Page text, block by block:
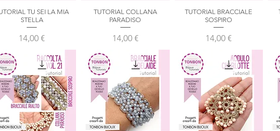
Vista rapida
TU SEI LA MIA
STELLA
Prezzo
14,00 €
Vista rapida
TUTORIAL COLLANA
PARADISO
Prezzo
14,00 €
Vista rapida
TUTORIAL BRACCIALE
SOSPIRO
Prezzo
14,00 €